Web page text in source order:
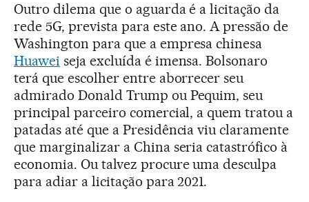
Outro dilema que o aguarda é a licitação da
rede 5G, prevista para este ano. A pressão de
Washington para que a empresa chinesa
Huawei seja excluída é imensa. Bolsonaro
terá que escolher entre aborrecer seu
admirado Donald Trump ou Pequim, seu
principal parceiro comercial, a quem tratou a
patadas até que a Presidência viu claramente
que marginalizar a China seria catastrófico à
economia. Ou talvez procure uma desculpa
para adiar a licitação para 2021.